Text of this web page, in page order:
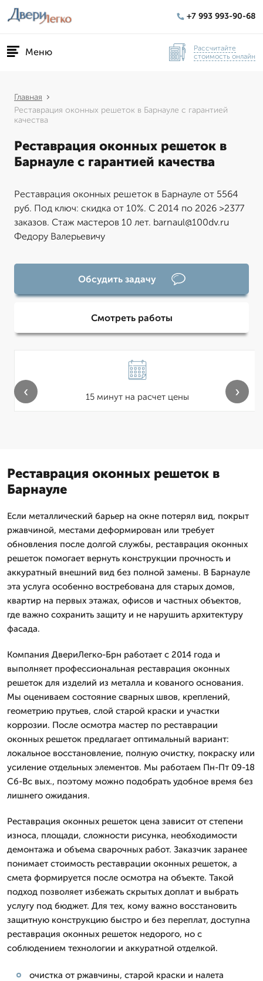
+7 993 993-90-68
Меню
Рассчитайте
стоимость онлайн
Главная
Реставрация оконных решеток в Барнауле с гарантией
качества
Реставрация оконных решеток в
Барнауле с гарантией качества
Реставрация оконных решеток в Барнауле от 5564
руб. Под ключ: скидка от 10%. С 2014 по 2026 >2377
заказов. Стаж мастеров 10 лет. barnaul@100dv.ru
Федору Валерьевичу
Обсудить задачу
Смотреть работы
15 минут на расчет цены
‹ ›
Реставрация оконных решеток в
Барнауле
Если металлический барьер на окне потерял вид, покрыт
ржавчиной, местами деформирован или требует
обновления после долгой службы, реставрация оконных
решеток помогает вернуть конструкции прочность и
аккуратный внешний вид без полной замены. В Барнауле
эта услуга особенно востребована для старых домов,
квартир на первых этажах, офисов и частных объектов,
где важно сохранить защиту и не нарушить архитектуру
фасада.
Компания ДвериЛегко-Брн работает с 2014 года и
выполняет профессиональная реставрация оконных
решеток для изделий из металла и кованого основания.
Мы оцениваем состояние сварных швов, креплений,
геометрию прутьев, слой старой краски и участки
коррозии. После осмотра мастер по реставрации
оконных решеток предлагает оптимальный вариант:
локальное восстановление, полную очистку, покраску или
усиление отдельных элементов. Мы работаем Пн-Пт 09-18
Сб-Вс вых., поэтому можно подобрать удобное время без
лишнего ожидания.
Реставрация оконных решеток цена зависит от степени
износа, площади, сложности рисунка, необходимости
демонтажа и объема сварочных работ. Заказчик заранее
понимает стоимость реставрации оконных решеток, а
смета формируется после осмотра на объекте. Такой
подход позволяет избежать скрытых доплат и выбрать
услугу под бюджет. Для тех, кому важно восстановить
защитную конструкцию быстро и без переплат, доступна
реставрация оконных решеток недорого, но с
соблюдением технологии и аккуратной отделкой.
очистка от ржавчины, старой краски и налета